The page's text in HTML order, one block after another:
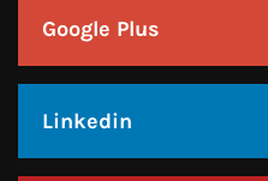
Google Plus
Linkedin